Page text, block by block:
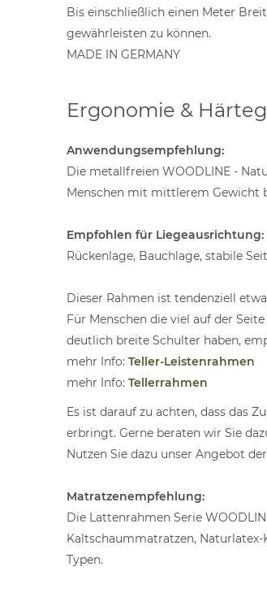
Bis einschließlich einen Meter
gewährleisten zu können.
MADE IN GERMANY
Ergonomie &
Anwendungsempfehlung:
Die metallfreien WOODLINE -
Menschen mit mittlerem Gewicht
Empfohlen für Liegeausrichtung:
Rückenlage, Bauchlage, stabile
Dieser Rahmen ist tendenziell
Für Menschen die viel auf der
deutlich breite Schulter haben,
mehr Info: Teller-Leistenrahmen
mehr Info: Tellerrahmen
Es ist darauf zu achten, dass das
erbringt. Gerne beraten wir Sie
Nutzen Sie dazu unser Angebot der
Matratzenempfehlung:
Die Lattenrahmen Serie
Kaltschaummatratzen,
Typen.